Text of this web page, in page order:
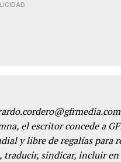
el escritor concede a
y libre de regalías para
sindicar, incluir